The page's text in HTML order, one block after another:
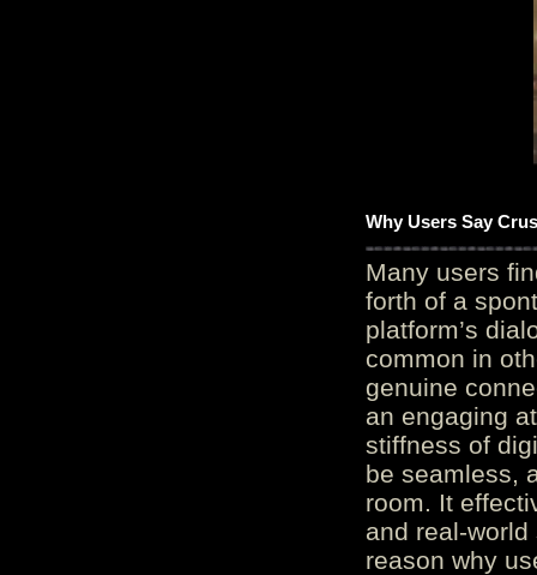
Why Users Say
Many users
forth of a
platform’s
common in
genuine
an engaging
stiffness of
be seamless,
room. It
and real-
reason why